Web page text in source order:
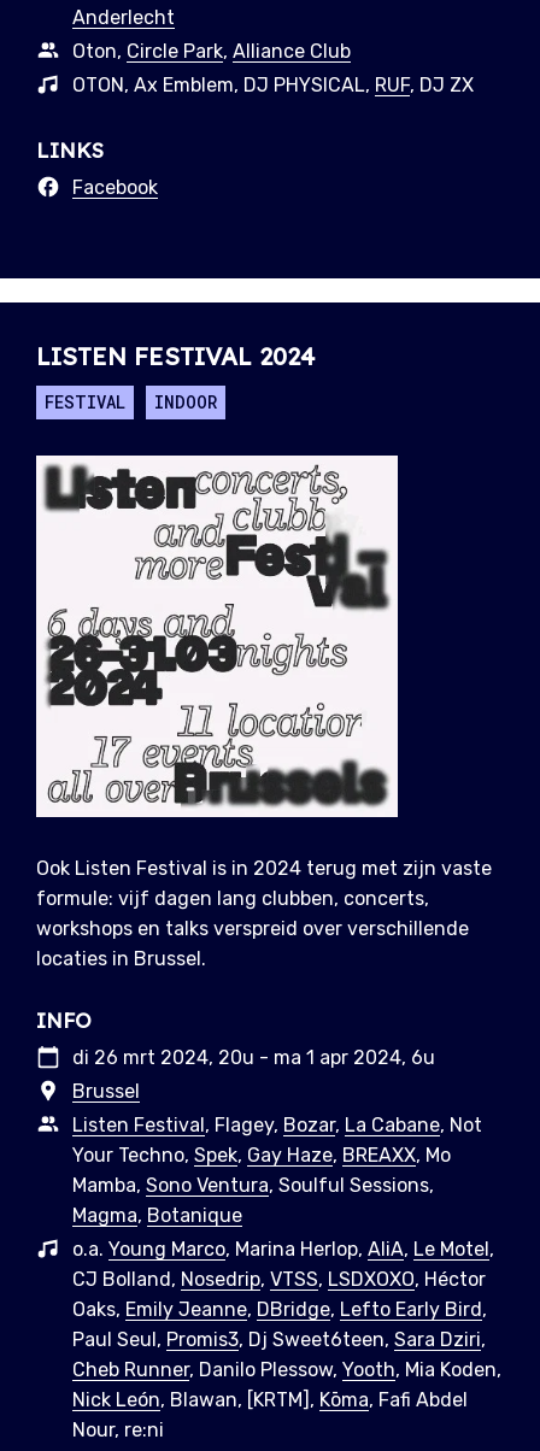
Anderlecht
Oton, Circle Park, Alliance Club
OTON, Ax Emblem, DJ PHYSICAL, RUF, DJ ZX
LINKS
Facebook
LISTEN FESTIVAL 2024
FESTIVAL INDOOR
Ook Listen Festival is in 2024 terug met zijn vaste
formule: vijf dagen lang clubben, concerts,
workshops en talks verspreid over verschillende
locaties in Brussel.
INFO
di 26 mrt 2024, 20u - ma 1 apr 2024, 6u
Brussel
Listen Festival, Flagey, Bozar, La Cabane, Not
Your Techno, Spek, Gay Haze, BREAXX, Mo
Mamba, Sono Ventura, Soulful Sessions,
Magma, Botanique
o.a. Young Marco, Marina Herlop, AliA, Le Motel,
CJ Bolland, Nosedrip, VTSS, LSDXOXO, Héctor
Oaks, Emily Jeanne, DBridge, Lefto Early Bird,
Paul Seul, Promis3, Dj Sweet6teen, Sara Dziri,
Cheb Runner, Danilo Plessow, Yooth, Mia Koden,
Nick León, Blawan, [KRTM], Kōma, Fafi Abdel
Nour, re:ni